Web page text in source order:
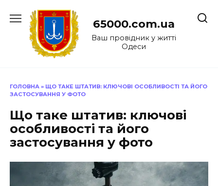
до
65000.com.ua
Ваш провідник у житті
Одеси
ГОЛОВНА » ЩО ТАКЕ ШТАТИВ: КЛЮЧОВІ ОСОБЛИВОСТІ ТА ЙОГО
ЗАСТОСУВАННЯ У ФОТО
Що таке штатив: ключові
особливості та його
застосування у фото